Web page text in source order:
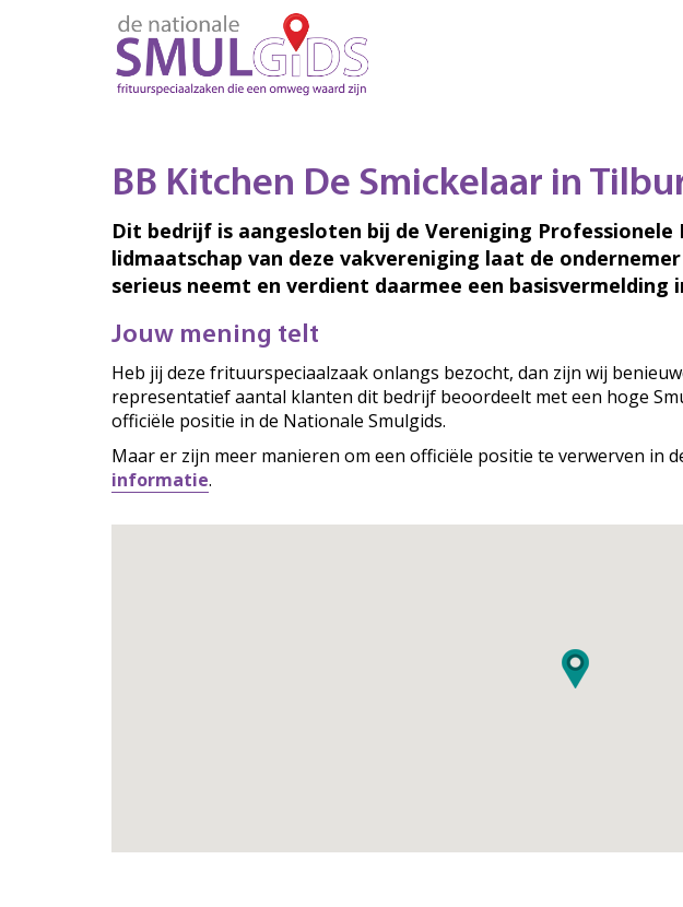
BB Kitchen De Smickelaar in
Dit bedrijf is aangesloten bij de Vereniging
lidmaatschap van deze vakvereniging laat de
serieus neemt en verdient daarmee een basisvermelding
Jouw mening telt
Heb jij deze frituurspeciaalzaak onlangs bezocht, dan zijn wij
representatief aantal klanten dit bedrijf beoordeelt met een hoge
officiële positie in de Nationale Smulgids.
Maar er zijn meer manieren om een officiële positie te verwerven in
informatie.